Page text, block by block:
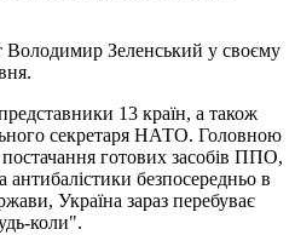
Володимир Зеленський у своєму
13 країн, а також
секретаря НАТО. Головною
готових засобів ППО,
безпосередньо в
Україна зараз перебуває
коли".